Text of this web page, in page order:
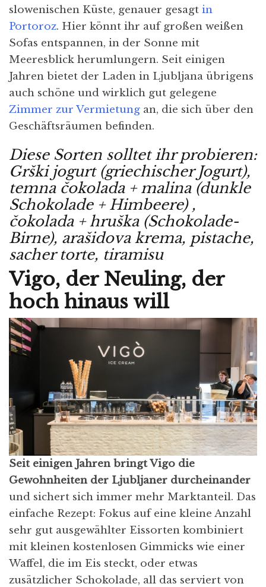
slowenischen Küste, genauer gesagt in
Portoroz. Hier könnt ihr auf großen weißen
Sofas entspannen, in der Sonne mit
Meeresblick herumlungern. Seit einigen
Jahren bietet der Laden in Ljubljana übrigens
auch schöne und wirklich gut gelegene
Zimmer zur Vermietung an, die sich über den
Geschäftsräumen befinden.
Diese Sorten solltet ihr probieren:
Grški jogurt (griechischer Jogurt),
temna čokolada + malina (dunkle
Schokolade + Himbeere) ,
čokolada + hruška (Schokolade-
Birne), arašidova krema, pistache,
sacher torte, tiramisu
Vigo, der Neuling, der
hoch hinaus will
Seit einigen Jahren bringt Vigo die
Gewohnheiten der Ljubljaner durcheinander
und sichert sich immer mehr Marktanteil. Das
einfache Rezept: Fokus auf eine kleine Anzahl
sehr gut ausgewählter Eissorten kombiniert
mit kleinen kostenlosen Gimmicks wie einer
Waffel, die im Eis steckt, oder etwas
zusätzlicher Schokolade, all das serviert von